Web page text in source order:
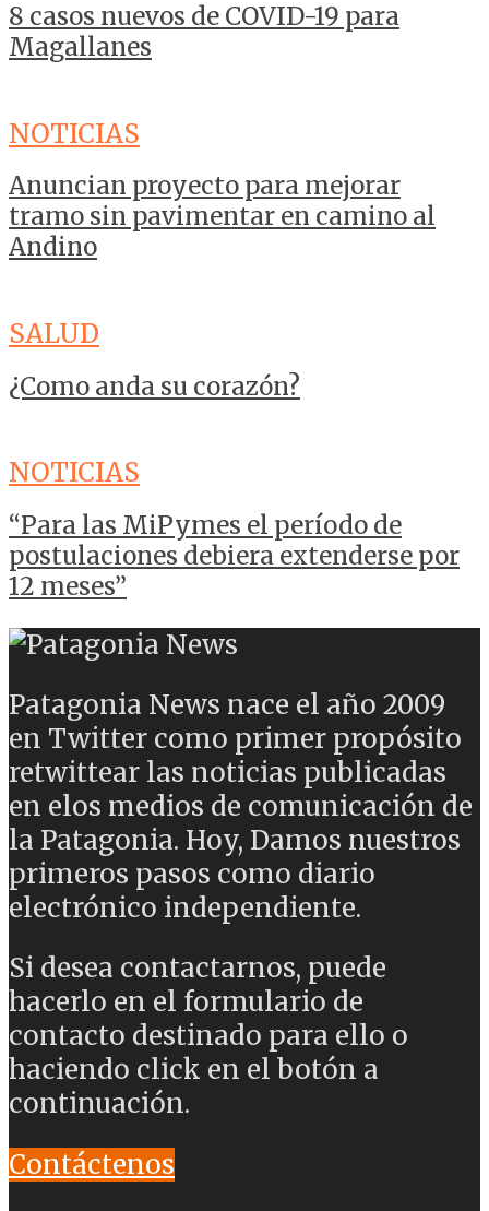
8 casos nuevos de COVID-19 para
Magallanes
NOTICIAS
Anuncian proyecto para mejorar
tramo sin pavimentar en camino al
Andino
SALUD
¿Como anda su corazón?
NOTICIAS
“Para las MiPymes el período de
postulaciones debiera extenderse por
12 meses”
Patagonia News nace el año 2009
en Twitter como primer propósito
retwittear las noticias publicadas
en elos medios de comunicación de
la Patagonia. Hoy, Damos nuestros
primeros pasos como diario
electrónico independiente.
Si desea contactarnos, puede
hacerlo en el formulario de
contacto destinado para ello o
haciendo click en el botón a
continuación.
Contáctenos